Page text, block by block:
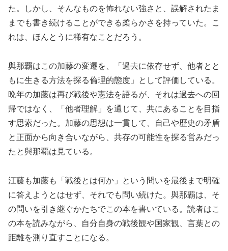
た。しかし、そんなものを怖れない強さと、誤解されたま
までも書き続けることができる柔らかさを持っていた。こ
れは、ほんとうに稀有なことだろう。
與那覇はこの加藤の変遷を、「過去に依存せず、他者とと
もに生きる方法を探る倫理的態度」として評価している。
晩年の加藤は再び戦後や憲法を語るが、それは過去への回
帰ではなく、「他者理解」を通じて、共にあることを目指
す思索だった。加藤の思想は一貫して、自己や歴史の矛盾
と正面から向き合いながら、共存の可能性を探る営みだっ
たと與那覇は見ている。
江藤も加藤も「戦後とは何か」という問いを最後まで明確
に答えようとはせず、それでも問い続けた。與那覇は、そ
の問いを引き継ぐかたちでこの本を書いている。読者はこ
の本を読みながら、自分自身の戦後観や国家観、言葉との
距離を測り直すことになる。